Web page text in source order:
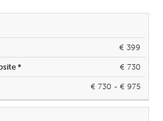
notaris
**
€ 399
€ 730
€ 730 - € 975